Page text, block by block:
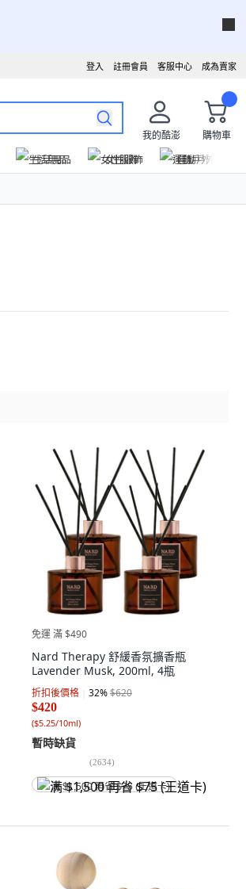
成為賣家
客服中心
註冊會員
登入
我的酷澎
購物車
生活用品 女性服飾 運動戶外
免運 滿 $490
Nard Therapy 舒緩香氛擴香瓶
Lavender Musk, 200ml, 4瓶
折扣後價格 32%$620
$420
($5.25/10ml)
暫時缺貨
(2634)
满 $1,500 再省 $75 (王道卡)